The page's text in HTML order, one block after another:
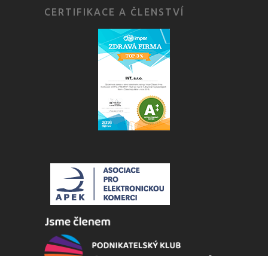
CERTIFIKACE A ČLENSTVÍ